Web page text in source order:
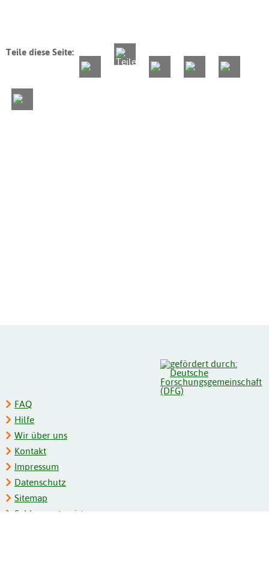
Teile diese Seite:
FAQ
Hilfe
Wir über uns
Kontakt
Impressum
Datenschutz
Sitemap
Schlagwortregister